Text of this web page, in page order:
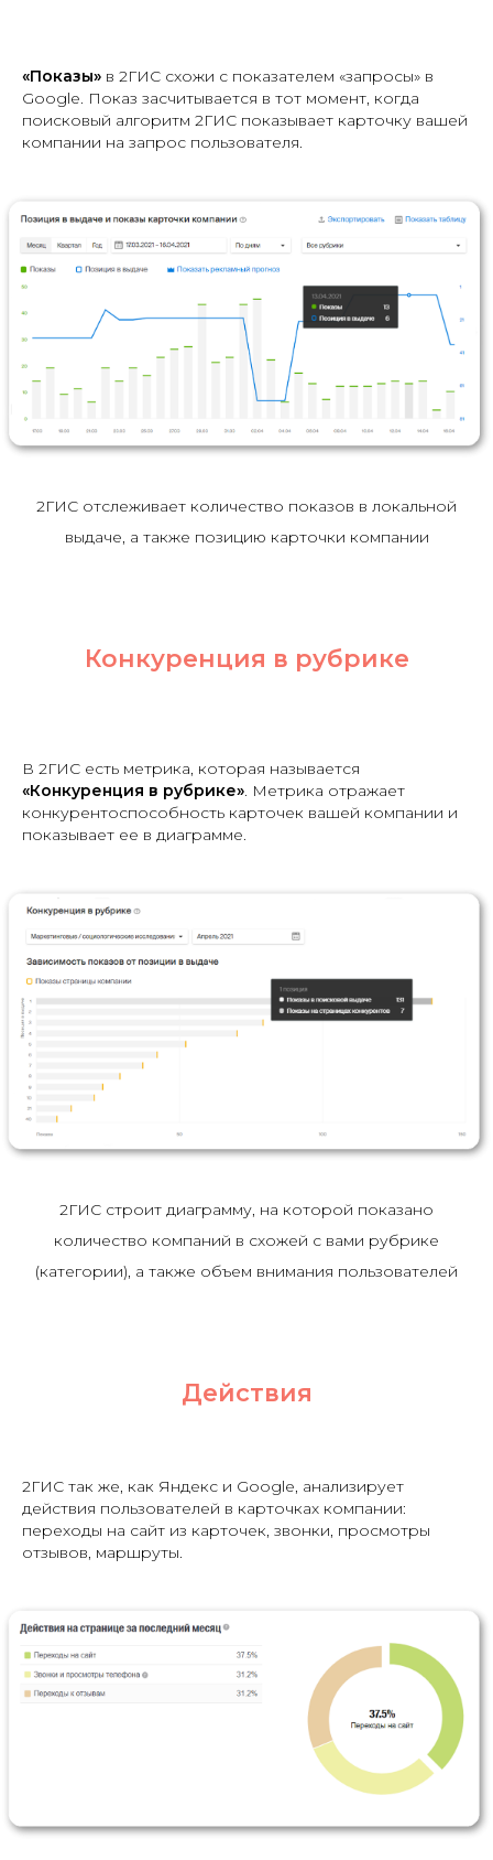
«Показы» в 2ГИС схожи с показателем «запросы» в
Google. Показ засчитывается в тот момент, когда
поисковый алгоритм 2ГИС показывает карточку вашей
компании на запрос пользователя.
2ГИС отслеживает количество показов в локальной
выдаче, а также позицию карточки компании
Конкуренция в рубрике
В 2ГИС есть метрика, которая называется
«Конкуренция в рубрике». Метрика отражает
конкурентоспособность карточек вашей компании и
показывает ее в диаграмме.
2ГИС строит диаграмму, на которой показано
количество компаний в схожей с вами рубрике
(категории), а также объем внимания пользователей
Действия
2ГИС так же, как Яндекс и Google, анализирует
действия пользователей в карточках компании:
переходы на сайт из карточек, звонки, просмотры
отзывов, маршруты.